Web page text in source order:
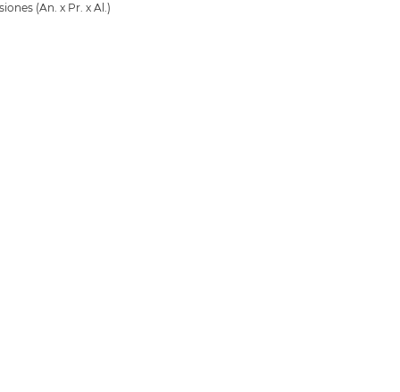
(An. x Pr. x Al.)